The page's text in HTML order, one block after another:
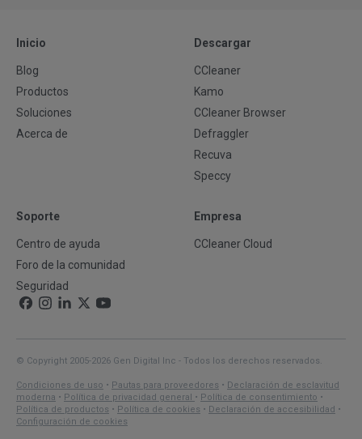
Inicio
Blog
Productos
Soluciones
Acerca de
Descargar
CCleaner
Kamo
CCleaner Browser
Defraggler
Recuva
Speccy
Soporte
Centro de ayuda
Foro de la comunidad
Seguridad
Empresa
CCleaner Cloud
© Copyright 2005-2026 Gen Digital Inc - Todos los derechos reservados.
Condiciones de uso • Pautas para proveedores • Declaración de esclavitud
moderna • Política de privacidad general • Política de consentimiento •
Política de productos • Política de cookies • Declaración de accesibilidad •
Configuración de cookies